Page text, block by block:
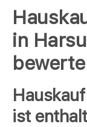
in
ist